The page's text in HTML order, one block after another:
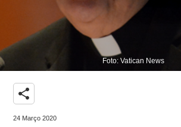
Foto: Vatican News
share
24 Março 2020